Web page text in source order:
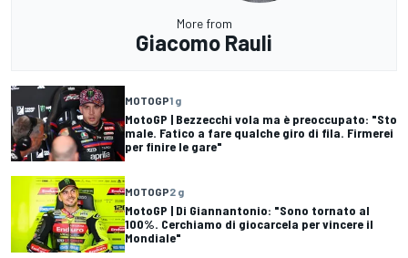
More from
Giacomo Rauli
MOTOGP1 g
MotoGP | Bezzecchi vola ma è preoccupato: "Sto
male. Fatico a fare qualche giro di fila. Firmerei
per finire le gare"
MOTOGP2 g
MotoGP | Di Giannantonio: "Sono tornato al
100%. Cerchiamo di giocarcela per vincere il
Mondiale"